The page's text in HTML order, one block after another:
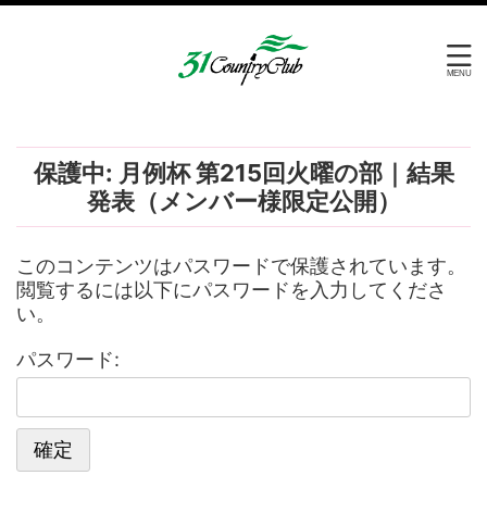
保護中: 月例杯 第215回火曜の部｜結果
発表（メンバー様限定公開）
このコンテンツはパスワードで保護されています。
閲覧するには以下にパスワードを入力してくださ
い。
パスワード: